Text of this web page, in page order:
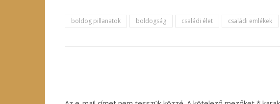
boldog pillanatok boldogság családi élet családi emlékek